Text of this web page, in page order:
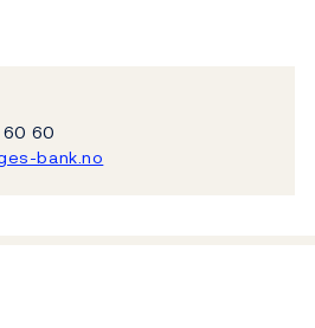
60 60
bank.no